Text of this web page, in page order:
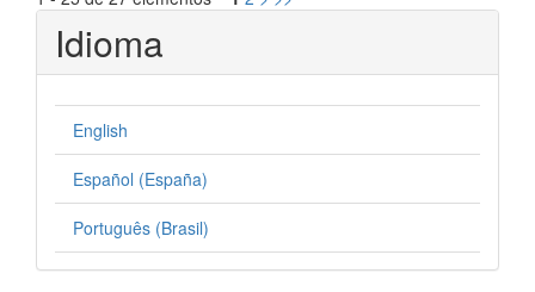
Idioma
English
Español (España)
Português (Brasil)